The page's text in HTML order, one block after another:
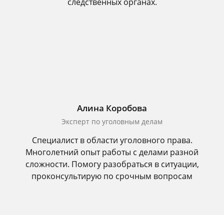
Алина Коробова
Эксперт по уголовным делам
Специалист в области уголовного права.
Многолетний опыт работы с делами разной
сложности. Помогу разобраться в ситуации,
проконсультирую по срочным вопросам